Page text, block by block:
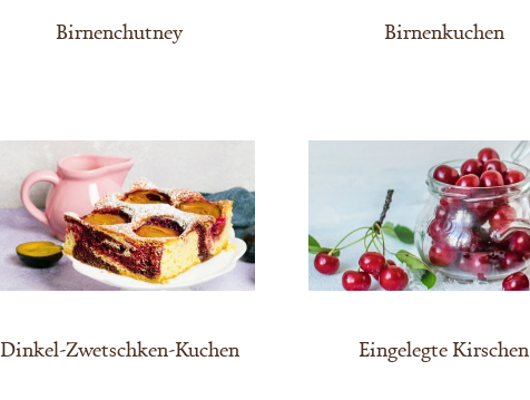
Birnenchutney Birnenkuchen
Dinkel-Zwetschken-Kuchen Eingelegte Kirschen